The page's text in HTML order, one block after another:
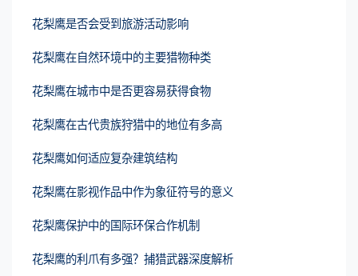
花梨鹰是否会受到旅游活动影响
花梨鹰在自然环境中的主要猎物种类
花梨鹰在城市中是否更容易获得食物
花梨鹰在古代贵族狩猎中的地位有多高
花梨鹰如何适应复杂建筑结构
花梨鹰在影视作品中作为象征符号的意义
花梨鹰保护中的国际环保合作机制
花梨鹰的利爪有多强？捕猎武器深度解析